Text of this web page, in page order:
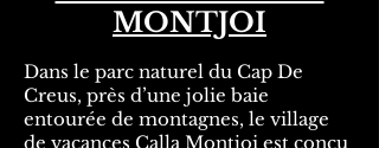
MONTJOI
Dans le parc naturel du Cap De
Creus, près d’une jolie baie
entourée de montagnes, le village
de vacances Calla Montjoi est conçu